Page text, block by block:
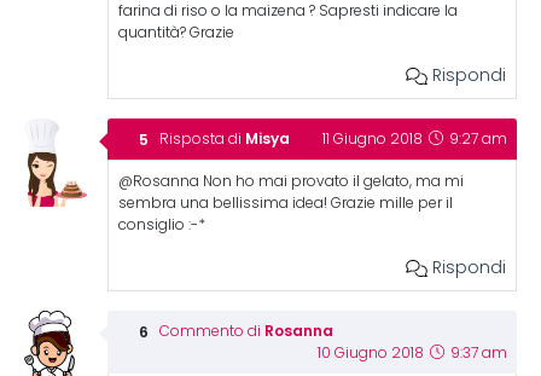
farina di riso o la maizena ? Sapresti indicare la
quantità? Grazie
Rispondi
Risposta di Misya 11 Giugno 2018 9:27 am
@Rosanna Non ho mai provato il gelato, ma mi
sembra una bellissima idea! Grazie mille per il
consiglio :-*
Rispondi
Commento di Rosanna
10 Giugno 2018 9:37 am